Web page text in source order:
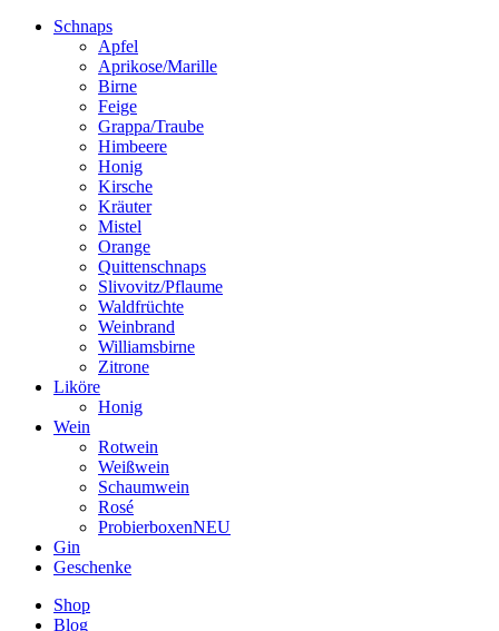
Schnaps
Apfel
Aprikose/Marille
Birne
Feige
Grappa/Traube
Himbeere
Honig
Kirsche
Kräuter
Mistel
Orange
Quittenschnaps
Slivovitz/Pflaume
Waldfrüchte
Weinbrand
Williamsbirne
Zitrone
Liköre
Honig
Wein
Rotwein
Weißwein
Schaumwein
Rosé
ProbierboxenNEU
Gin
Geschenke
Shop
Blog